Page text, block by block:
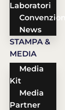
Laboratori
Convenzioni
News
STAMPA &
MEDIA
Media
Kit
Media
Partner